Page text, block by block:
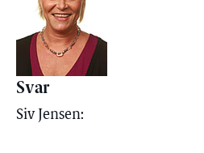
Svar
Siv Jensen: